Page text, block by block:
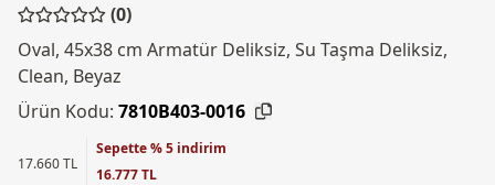
(0)
Oval, 45x38 cm Armatür Deliksiz, Su Taşma Deliksiz,
Clean, Beyaz
Ürün Kodu: 7810B403-0016
17.660 TL
Sepette % 5 indirim
16.777 TL